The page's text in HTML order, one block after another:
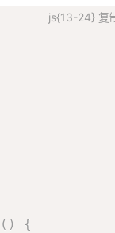
: string
js{13-24} 复
( )
{